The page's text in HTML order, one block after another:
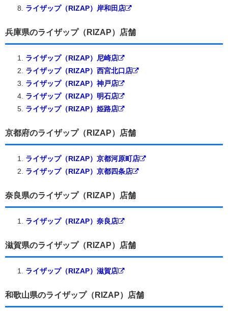
ライザップ（RIZAP）岸和田店
兵庫県のライザップ（RIZAP）店舗
ライザップ（RIZAP）尼崎店
ライザップ（RIZAP）西宮北口店
ライザップ（RIZAP）神戸店
ライザップ（RIZAP）明石店
ライザップ（RIZAP）姫路店
京都府のライザップ（RIZAP）店舗
ライザップ（RIZAP）京都河原町店
ライザップ（RIZAP）京都四条店
奈良県のライザップ（RIZAP）店舗
ライザップ（RIZAP）奈良店
滋賀県のライザップ（RIZAP）店舗
ライザップ（RIZAP）滋賀店
和歌山県のライザップ（RIZAP）店舗